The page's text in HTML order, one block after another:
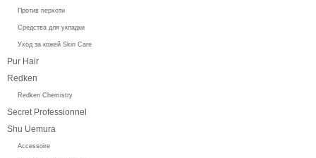
Против перхоти
Средства для укладки
Уход за кожей Skin Care
Pur Hair
Redken
Redken Chemistry
Secret Professionnel
Shu Uemura
Accessoire